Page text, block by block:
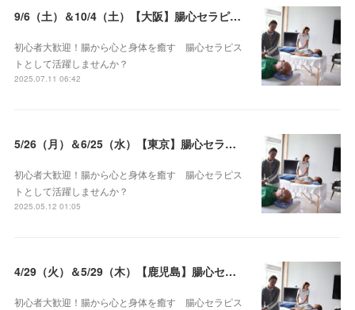
9/6（土）＆10/4（土）【大阪】腸心セラピスト養成コース《２日間コース》開講決定
初心者大歓迎！腸から心と身体を癒す 腸心セラピス
トとして活躍しませんか？
2025.07.11 06:42
5/26（月）＆6/25（水）【東京】腸心セラピスト養成コース《２日間コース》開講決定
初心者大歓迎！腸から心と身体を癒す 腸心セラピス
トとして活躍しませんか？
2025.05.12 01:05
4/29（火）＆5/29（木）【鹿児島】腸心セラピスト養成コース《２日間コース》開講決定
初心者大歓迎！腸から心と身体を癒す 腸心セラピス